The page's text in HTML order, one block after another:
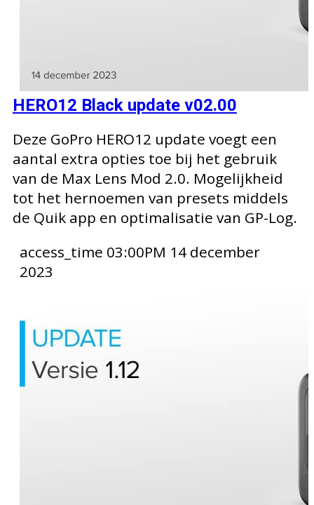
HERO12 Black update v02.00
Deze GoPro HERO12 update voegt een
aantal extra opties toe bij het gebruik
van de Max Lens Mod 2.0. Mogelijkheid
tot het hernoemen van presets middels
de Quik app en optimalisatie van GP-Log.
access_time 03:00PM 14 december
2023